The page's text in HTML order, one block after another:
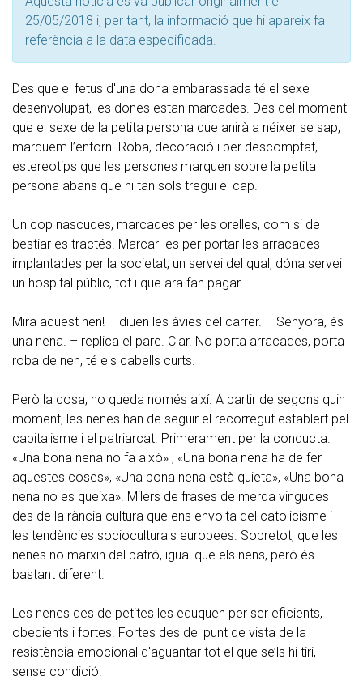
25/05/2018 i, per tant, la informació que hi apareix fa
referència a la data especificada.
Des que el fetus d'una dona embarassada té el sexe
desenvolupat, les dones estan marcades. Des del moment
que el sexe de la petita persona que anirà a néixer se sap,
marquem l’entorn. Roba, decoració i per descomptat,
estereotips que les persones marquen sobre la petita
persona abans que ni tan sols tregui el cap.
Un cop nascudes, marcades per les orelles, com si de
bestiar es tractés. Marcar-les per portar les arracades
implantades per la societat, un servei del qual, dóna servei
un hospital públic, tot i que ara fan pagar.
Mira aquest nen! – diuen les àvies del carrer. – Senyora, és
una nena. – replica el pare. Clar. No porta arracades, porta
roba de nen, té els cabells curts.
Però la cosa, no queda només així. A partir de segons quin
moment, les nenes han de seguir el recorregut establert pel
capitalisme i el patriarcat. Primerament per la conducta.
«Una bona nena no fa això» , «Una bona nena ha de fer
aquestes coses», «Una bona nena està quieta», «Una bona
nena no es queixa». Milers de frases de merda vingudes
des de la rància cultura que ens envolta del catolicisme i
les tendències socioculturals europees. Sobretot, que les
nenes no marxin del patró, igual que els nens, però és
bastant diferent.
Les nenes des de petites les eduquen per ser eficients,
obedients i fortes. Fortes des del punt de vista de la
resistència emocional d'aguantar tot el que se’ls hi tiri,
sense condició.